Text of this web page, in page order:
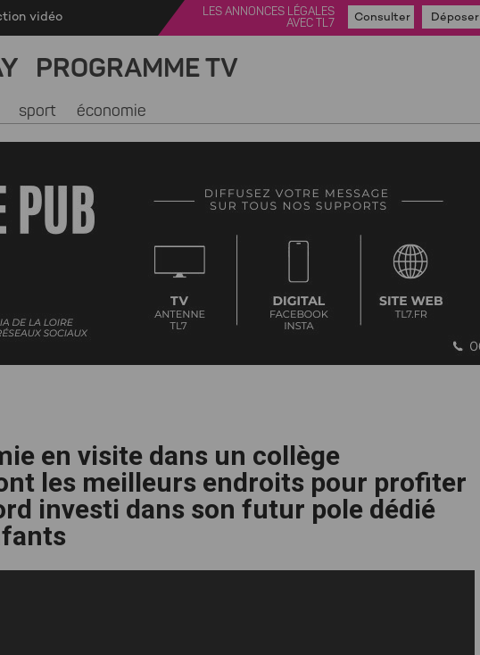
vidéo
LES ANNONCES LÉGALES
AVEC TL7
Consulter Déposer
PROGRAMME TV
sport économie
en visite dans un collège
les meilleurs endroits pour profiter
investi dans son futur pole dédié